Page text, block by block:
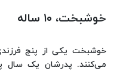
خوشبخت، ۱۰ ساله
خوشبخت یکی از پنج
می‌کنند. پدرشان یک سال